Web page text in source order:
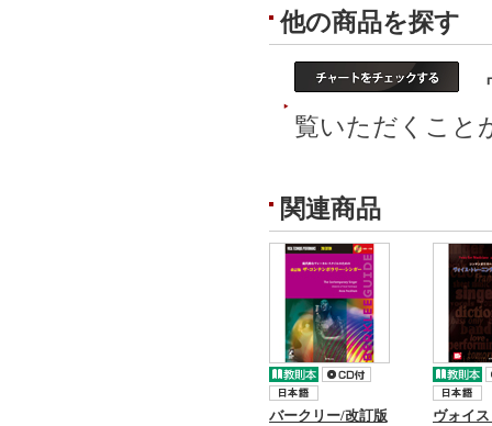
他の商品を探す
覧いただくこと
関連商品
バークリー/改訂版
ヴォイ